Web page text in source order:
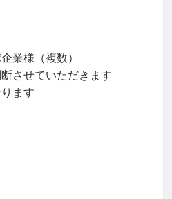
業様（複数）
させていただきます
ます